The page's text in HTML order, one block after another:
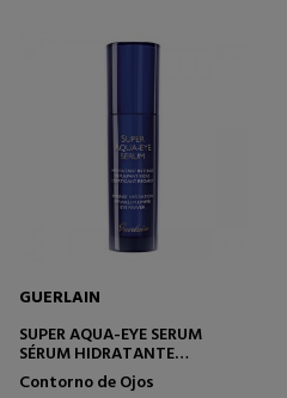
GUERLAIN
SUPER AQUA-EYE SERUM
SÉRUM HIDRATANTE
CONTORNO DE OJOS
Contorno de Ojos